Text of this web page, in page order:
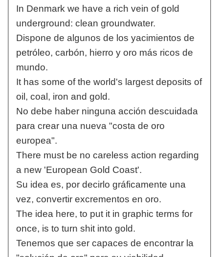
In Denmark we have a rich vein of gold
underground: clean groundwater.
Dispone de algunos de los yacimientos de
petróleo, carbón, hierro y oro más ricos de
mundo.
It has some of the world's largest deposits of
oil, coal, iron and gold.
No debe haber ninguna acción descuidada
para crear una nueva "costa de oro
europea".
There must be no careless action regarding
a new 'European Gold Coast'.
Su idea es, por decirlo gráficamente una
vez, convertir excrementos en oro.
The idea here, to put it in graphic terms for
once, is to turn shit into gold.
Tenemos que ser capaces de encontrar la